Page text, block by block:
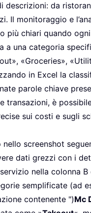
descrizioni: da
Il monitoraggio e
più chiari quando
a una categoria
«Groceries»,
in Excel la
parole chiave
transazioni, è
sui costi e sugli
screenshot
dati grezzi con i
nella colonna B
semplificate (ad
contenente ")Mc